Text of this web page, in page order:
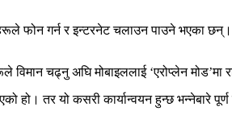
फोन गर्न र इन्टरनेट चलाउन पाउने भएका छन्।
चढ्नु अघि मोबाइललाई ‘एरोप्लेन मोड’मा
हो। तर यो कसरी कार्यान्वयन हुन्छ भन्नेबारे